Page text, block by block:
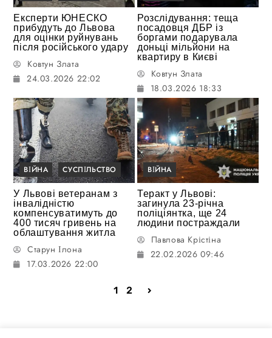
Експерти ЮНЕСКО
прибудуть до Львова
для оцінки руйнувань
після російського удару
Ковтун Злата
24.03.2026 22:02
Розслідування: теща
посадовця ДБР із
боргами подарувала
доньці мільйони на
квартиру в Києві
Ковтун Злата
18.03.2026 18:33
ВІЙНА СУСПІЛЬСТВО
У Львові ветеранам з
інвалідністю
компенсуватимуть до
400 тисяч гривень на
облаштування житла
Старун Ілона
17.03.2026 22:00
ВІЙНА
Теракт у Львові:
загинула 23-річна
поліціянтка, ще 24
людини постраждали
Павлова Крістіна
22.02.2026 09:46
1 2